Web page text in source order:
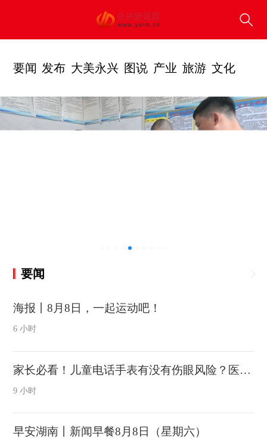
要闻 发布 大美永兴 图说 产业 旅游 文化
要闻
海报丨8月8日，一起运动吧！
6 小时
家长必看！儿童电话手表有没有伤眼风险？医生提醒
9 小时
早安湖南丨新闻早餐8月8日（星期六）